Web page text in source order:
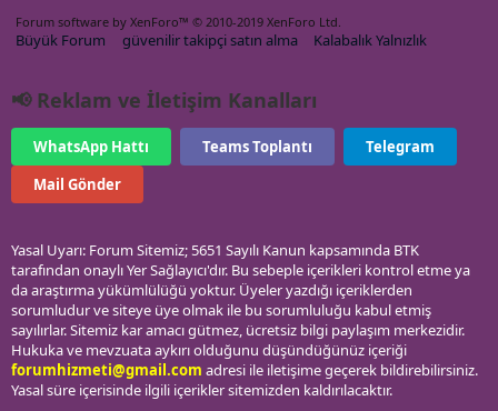
Forum software by XenForo™ © 2010-2019 XenForo Ltd.
Büyük Forum güvenilir takipçi satın alma Kalabalık Yalnızlık
📢 Reklam ve İletişim Kanalları
WhatsApp Hattı Teams Toplantı
Telegram
Mail Gönder
Yasal Uyarı: Forum Sitemiz; 5651 Sayılı Kanun kapsamında BTK
tarafından onaylı Yer Sağlayıcı'dır. Bu sebeple içerikleri kontrol etme ya
da araştırma yükümlülüğü yoktur. Üyeler yazdığı içeriklerden
sorumludur ve siteye üye olmak ile bu sorumluluğu kabul etmiş
sayılırlar. Sitemiz kar amacı gütmez, ücretsiz bilgi paylaşım merkezidir.
Hukuka ve mevzuata aykırı olduğunu düşündüğünüz içeriği
forumhizmeti@gmail.com adresi ile iletişime geçerek bildirebilirsiniz.
Yasal süre içerisinde ilgili içerikler sitemizden kaldırılacaktır.